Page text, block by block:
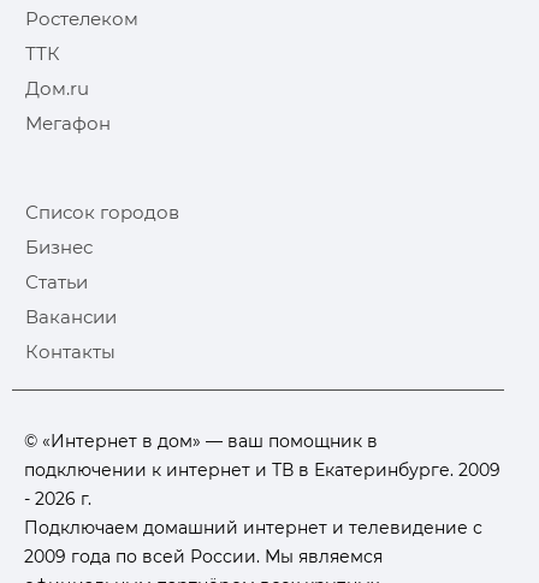
Ростелеком
ТТК
Дом.ru
Мегафон
Список городов
Бизнес
Статьи
Вакансии
Контакты
© «Интернет в дом» — ваш помощник в
подключении к интернет и ТВ в Екатеринбурге. 2009
- 2026 г.
Подключаем домашний интернет и телевидение с
2009 года по всей России. Мы являемся